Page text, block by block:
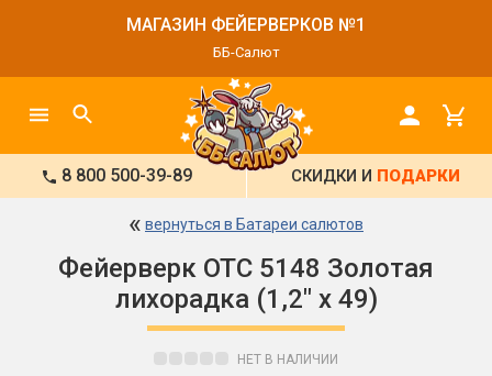
МАГАЗИН ФЕЙЕРВЕРКОВ №1
ББ-Салют
8 800 500-39-89 СКИДКИ И ПОДАРКИ
« вернуться в Батареи салютов
Фейерверк ОТС 5148 Золотая
лихорадка (1,2" х 49)
НЕТ В НАЛИЧИИ